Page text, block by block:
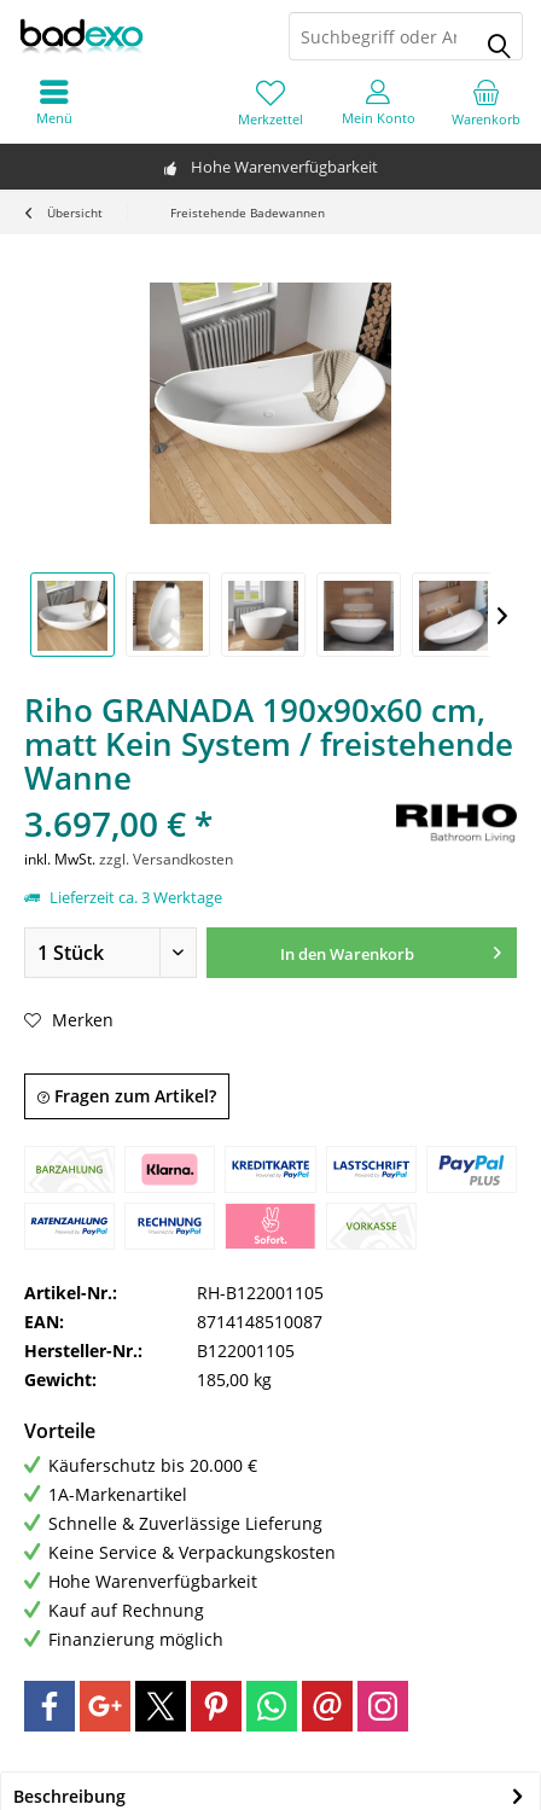
Hohe Warenverfügbarkeit
Warenkorb
Merkzettel Mein Konto
Menü
Übersicht Freistehende Badewannen
Riho GRANADA 190x90x60 cm,
matt Kein System / freistehende
Wanne
3.697,00 € *
inkl. MwSt.zzgl. Versandkosten
Lieferzeit ca. 3 Werktage
In denWarenkorb
Merken
Fragen zum Artikel?
Artikel-Nr.:
RH-B122001105
EAN:
8714148510087
Hersteller-Nr.:
B122001105
Gewicht:
185,00 kg
Vorteile
Käuferschutz bis 20.000 €
1A-Markenartikel
Schnelle & Zuverlässige Lieferung
Keine Service & Verpackungskosten
Hohe Warenverfügbarkeit
Kauf auf Rechnung
Finanzierung möglich
Beschreibung